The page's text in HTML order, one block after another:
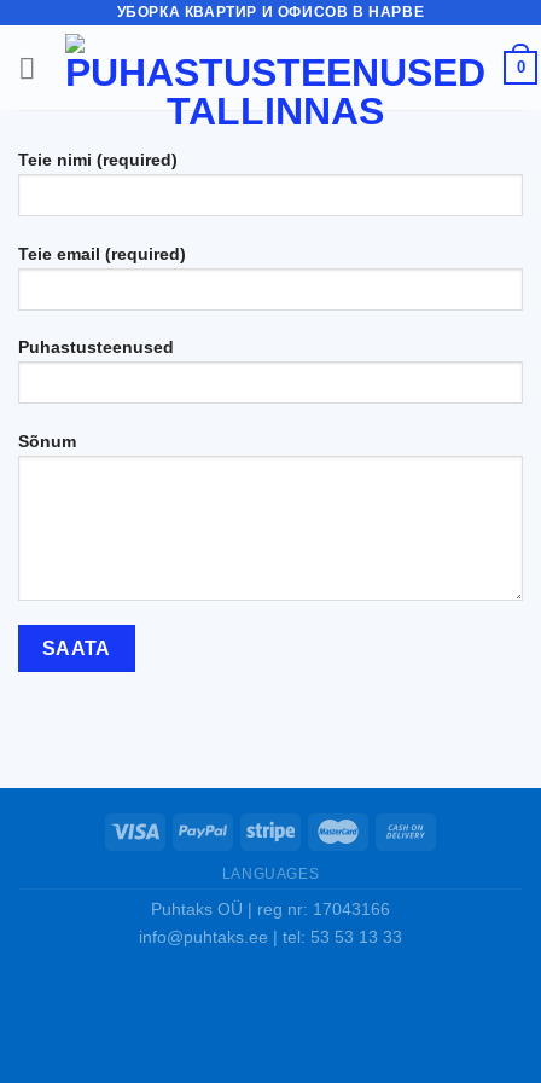
content
УБОРКА КВАРТИР И ОФИСОВ В НАРВЕ
0
Teie nimi (required)
Teie email (required)
Puhastusteenused
Sõnum
LANGUAGES
Puhtaks OÜ | reg nr: 17043166
info@puhtaks.ee | tel: 53 53 13 33